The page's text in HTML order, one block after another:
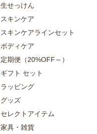
生せっけん
スキンケア
スキンケアラインセット
ボディケア
定期便（20%OFF～）
ギフト セット
ラッピング
グッズ
セレクトアイテム
家具・雑貨